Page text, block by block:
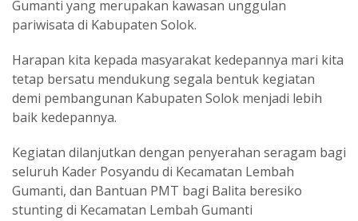
Gumanti yang merupakan kawasan unggulan
pariwisata di Kabupaten Solok.
Harapan kita kepada masyarakat kedepannya mari kita
tetap bersatu mendukung segala bentuk kegiatan
demi pembangunan Kabupaten Solok menjadi lebih
baik kedepannya.
Kegiatan dilanjutkan dengan penyerahan seragam bagi
seluruh Kader Posyandu di Kecamatan Lembah
Gumanti, dan Bantuan PMT bagi Balita beresiko
stunting di Kecamatan Lembah Gumanti